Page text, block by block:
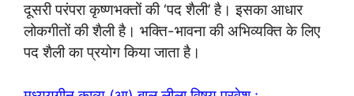
दूसरी परंपरा कृष्णभक्तों की ‘पद शैली’ है। इसका आधार
लोकगीतों की शैली है। भक्ति-भावना की अभिव्यक्ति के लिए
पद शैली का प्रयोग किया जाता है।